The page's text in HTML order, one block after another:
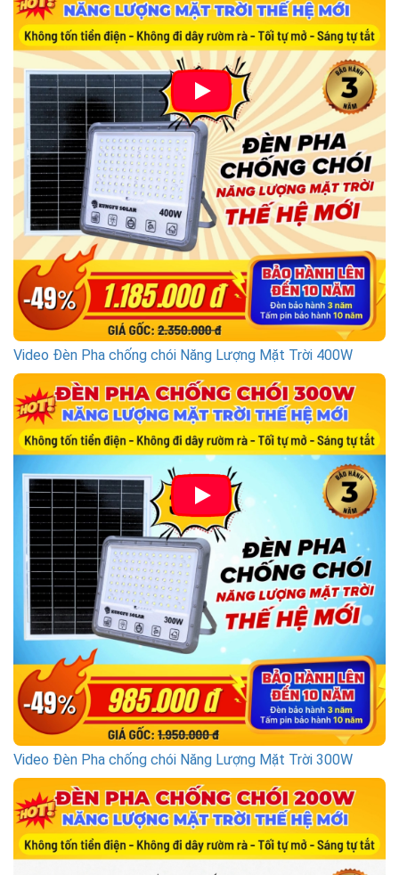
Video Đèn Pha chống chói Năng Lượng Mặt Trời 400W
Video Đèn Pha chống chói Năng Lượng Mặt Trời 300W